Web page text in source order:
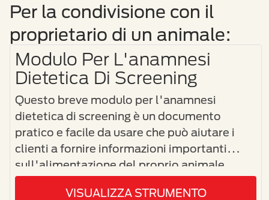
Per la condivisione con il
proprietario di un animale:
Modulo Per L'anamnesi
Dietetica Di Screening
Questo breve modulo per l'anamnesi
dietetica di screening è un documento
pratico e facile da usare che può aiutare i
clienti a fornire informazioni importanti
sull'alimentazione del proprio animale
domestico.
VISUALIZZA STRUMENTO